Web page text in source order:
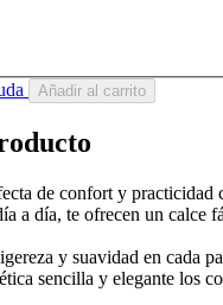
Añadir al carrito
de confort y practicidad
a día, te ofrecen un calce
y suavidad en cada
sencilla y elegante los